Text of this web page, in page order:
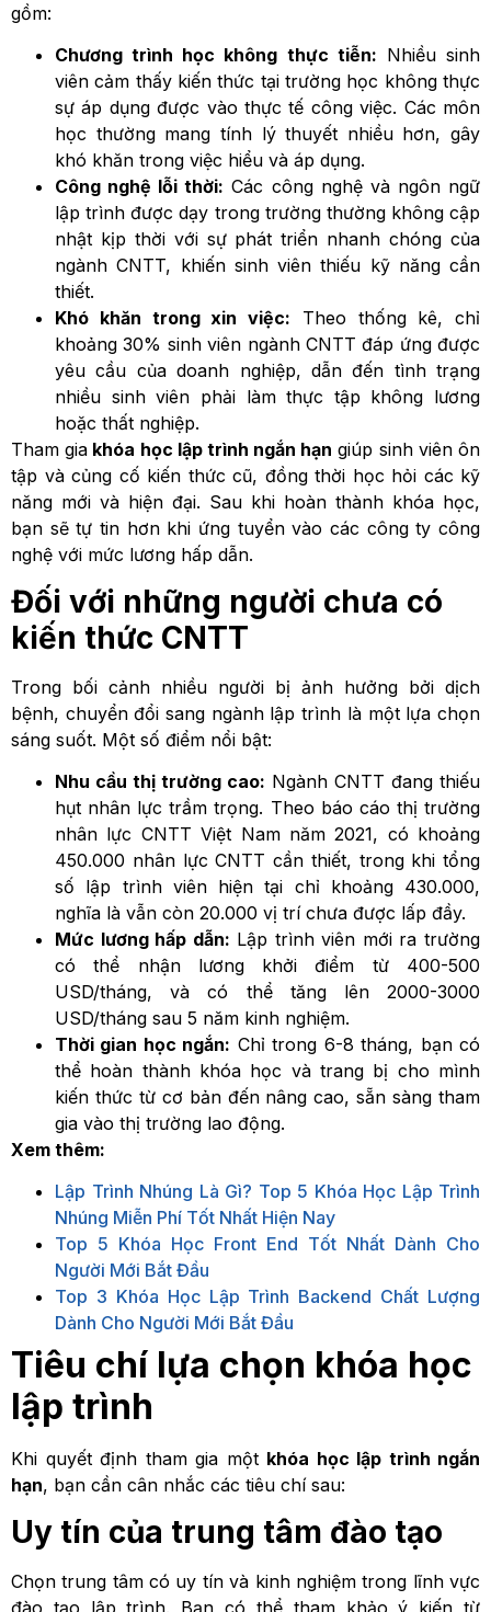
gồm:
Chương trình học không thực tiễn: Nhiều sinh
viên cảm thấy kiến thức tại trường học không thực
sự áp dụng được vào thực tế công việc. Các môn
học thường mang tính lý thuyết nhiều hơn, gây
khó khăn trong việc hiểu và áp dụng.
Công nghệ lỗi thời: Các công nghệ và ngôn ngữ
lập trình được dạy trong trường thường không cập
nhật kịp thời với sự phát triển nhanh chóng của
ngành CNTT, khiến sinh viên thiếu kỹ năng cần
thiết.
Khó khăn trong xin việc: Theo thống kê, chỉ
khoảng 30% sinh viên ngành CNTT đáp ứng được
yêu cầu của doanh nghiệp, dẫn đến tình trạng
nhiều sinh viên phải làm thực tập không lương
hoặc thất nghiệp.
Tham gia khóa học lập trình ngắn hạn giúp sinh viên ôn
tập và củng cố kiến thức cũ, đồng thời học hỏi các kỹ
năng mới và hiện đại. Sau khi hoàn thành khóa học,
bạn sẽ tự tin hơn khi ứng tuyển vào các công ty công
nghệ với mức lương hấp dẫn.
Đối với những người chưa có
kiến thức CNTT
Trong bối cảnh nhiều người bị ảnh hưởng bởi dịch
bệnh, chuyển đổi sang ngành lập trình là một lựa chọn
sáng suốt. Một số điểm nổi bật:
Nhu cầu thị trường cao: Ngành CNTT đang thiếu
hụt nhân lực trầm trọng. Theo báo cáo thị trường
nhân lực CNTT Việt Nam năm 2021, có khoảng
450.000 nhân lực CNTT cần thiết, trong khi tổng
số lập trình viên hiện tại chỉ khoảng 430.000,
nghĩa là vẫn còn 20.000 vị trí chưa được lấp đầy.
Mức lương hấp dẫn: Lập trình viên mới ra trường
có thể nhận lương khởi điểm từ 400-500
USD/tháng, và có thể tăng lên 2000-3000
USD/tháng sau 5 năm kinh nghiệm.
Thời gian học ngắn: Chỉ trong 6-8 tháng, bạn có
thể hoàn thành khóa học và trang bị cho mình
kiến thức từ cơ bản đến nâng cao, sẵn sàng tham
gia vào thị trường lao động.
Xem thêm:
Lập Trình Nhúng Là Gì? Top 5 Khóa Học Lập Trình
Nhúng Miễn Phí Tốt Nhất Hiện Nay
Top 5 Khóa Học Front End Tốt Nhất Dành Cho
Người Mới Bắt Đầu
Top 3 Khóa Học Lập Trình Backend Chất Lượng
Dành Cho Người Mới Bắt Đầu
Tiêu chí lựa chọn khóa học
lập trình
Khi quyết định tham gia một khóa học lập trình ngắn
hạn, bạn cần cân nhắc các tiêu chí sau:
Uy tín của trung tâm đào tạo
Chọn trung tâm có uy tín và kinh nghiệm trong lĩnh vực
đào tạo lập trình. Bạn có thể tham khảo ý kiến từ